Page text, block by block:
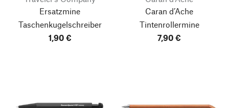
Ersatzmine
Taschenkugelschreiber
1,90 €
Caran d’Ache
Tintenrollermine
7,90 €